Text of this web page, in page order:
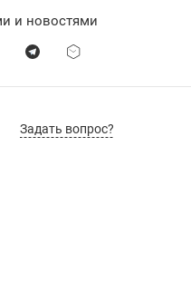
Задать вопрос?
и новостями